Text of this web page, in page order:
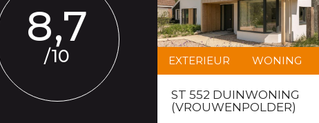
8,7
/10 EXTERIEUR WONING
ST 552 DUINWONING
(VROUWENPOLDER)